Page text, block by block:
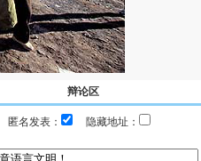
辩论区
匿名发表：
隐藏地址：